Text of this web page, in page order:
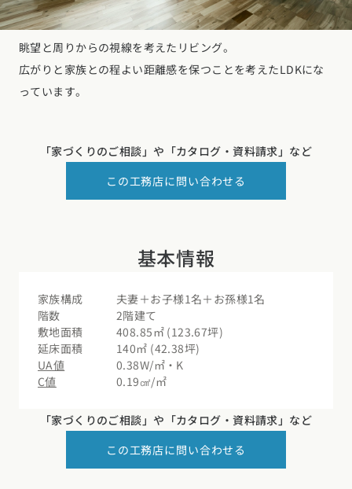
眺望と周りからの視線を考えたリビング。
広がりと家族との程よい距離感を保つことを考えたLDKにな
っています。
「家づくりのご相談」や 「カタログ・資料請求」など
この工務店に問い合わせる
基本情報
家族構成
夫妻＋お子様1名＋お孫様1名
階数
2階建て
敷地面積
408.85㎡ (123.67坪)
延床面積
140㎡ (42.38坪)
UA値
0.38W/㎡・K
C値
0.19㎠/㎡
「家づくりのご相談」や 「カタログ・資料請求」など
この工務店に問い合わせる